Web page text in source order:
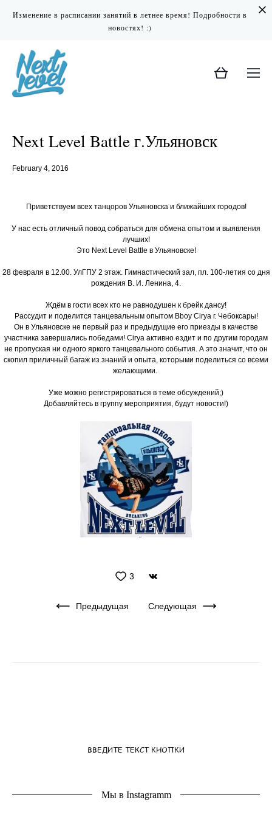
Изменение в расписании занятий в летнее время! Подробности в
новостях! :)
Next Level Battle г.Ульяновск
February 4, 2016
Приветствуем всех танцоров Ульяновска и ближайших городов!
У нас есть отличный повод собраться для обмена опытом и выявления
лучших!
Это Next Level Battle в Ульяновске!
28 февраля в 12.00. УлГПУ 2 этаж. Гимнастический зал, пл. 100-летия со дня
рождения В. И. Ленина, 4.
Ждём в гости всех кто не равнодушен к брейк дансу!
Рассудит и поделится танцевальным опытом Bboy Cirya г. Чебоксары!
Он в Ульяновске не первый раз и предыдущие его приезды в качестве
участника завершались победами! Cirya активно ездит и по другим городам
не пропуская ни одного яркого танцевального события. А это значит, что он
скопил приличный багаж из знаний и опыта, которыми поделиться со всеми
желающими.
Уже можно регистрироваться в теме обсуждений;)
Добавляйтесь в группу мероприятия, будут новости!)
3
Предыдущая Следующая
ВВЕДИТЕ ТЕКСТ КНОПКИ
Мы в Instagramm